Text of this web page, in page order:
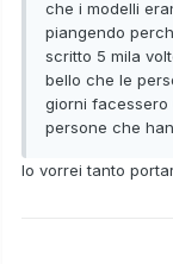
che i modelli
piangendo
scritto 5 mila
bello che le
giorni facessero
persone che
Io vorrei tanto